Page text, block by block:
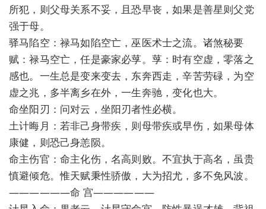
所犯，则父母关系不妥，且恐早丧，如果是善星则父党
强于母。
驿马陷空：禄马如陷空亡，巫医术士之流。诸煞秘要
赋：禄马空亡，任是豪家必莩。莩：时有空虚，零落之
感也。一生总是变来变去，东奔西走，辛苦劳碌，为空
虚之兆，多半离乡在外，一生奔驰，变化也大。
命坐阳刃：问对云，坐阳刃者性必横。
土计晦月：若非己身带疾，则母带疾或早伤，如果母体
康健，则恐己身恙陨。
命主伤官：命主化伤，名高则败。不宜执于高名，虽贵
慎避倾危。惟天赋秉性骄傲，大为招尤，多不免风波。
——————命 宫——————